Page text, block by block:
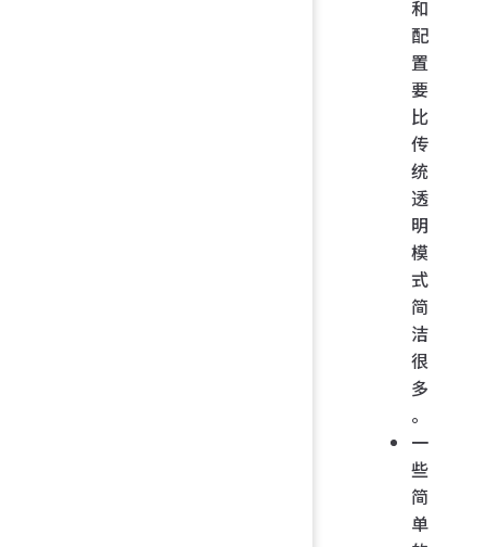
和
配
置
要
比
传
统
透
明
模
式
简
洁
很
多
。
一
些
简
单